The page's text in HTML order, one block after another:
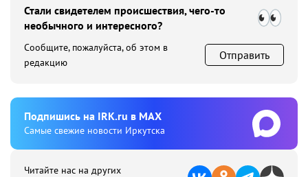
Стали свидетелем происшествия, чего-то
необычного и интересного?
Сообщите, пожалуйста, об этом в
редакцию
Отправить
Подпишиcь на IRK.ru в MAX
Cамые свежие новости Иркутска
Читайте нас на других